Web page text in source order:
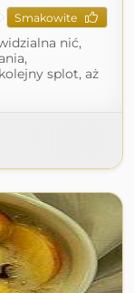
Smakowite
nić,
splot, aż